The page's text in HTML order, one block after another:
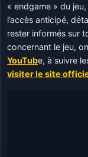
« endgame » du
l’accès anticipé,
rester informés sur
concernant le jeu,
YouTube, à suivre
visiter le site